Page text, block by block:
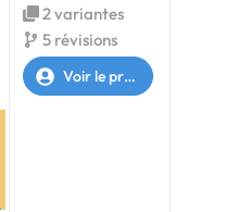
2 variantes
5 révisions
Voir le profil